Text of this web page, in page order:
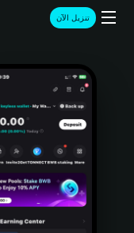
تنزيل الآن